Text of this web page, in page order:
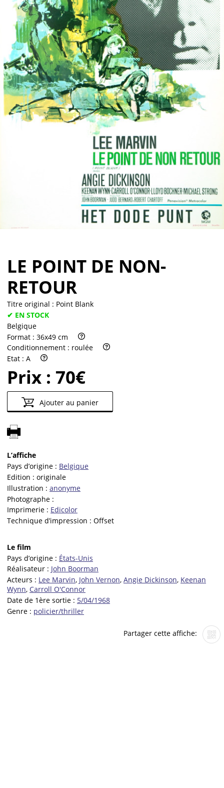
Vendre
LE POINT DE NON-
RETOUR
Titre original : Point Blank
✔ EN STOCK
Belgique
Format : 36x49 cm
Conditionnement : roulée
Etat : A
Prix : 70€
Ajouter au panier
L’affiche
Pays d’origine : Belgique
Edition : originale
Illustration : anonyme
Photographe :
Imprimerie : Edicolor
Technique d’impression : Offset
Le film
Pays d’origine : États-Unis
Réalisateur : John Boorman
Acteurs : Lee Marvin, John Vernon, Angie Dickinson, Keenan
Wynn, Carroll O'Connor
Date de 1ère sortie : 5/04/1968
Genre : policier/thriller
Partager cette affiche: